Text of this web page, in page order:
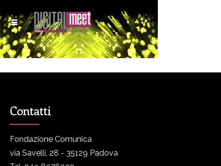
Contatti
Fondazione Comunica
via Savelli, 28 - 35129 Padova